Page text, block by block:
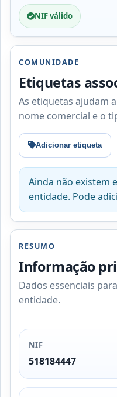
NIF válido
COMUNIDADE
Etiquetas
As etiquetas ajudam
nome comercial e o
Adicionar etiqueta
Ainda não existem
entidade. Pode
RESUMO
Informação
Dados essenciais
entidade.
NIF
518184447